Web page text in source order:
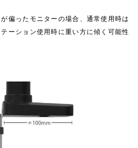
偏ったモニターの場合、通常使用時は
ーション使用時に重い方に傾く可能性